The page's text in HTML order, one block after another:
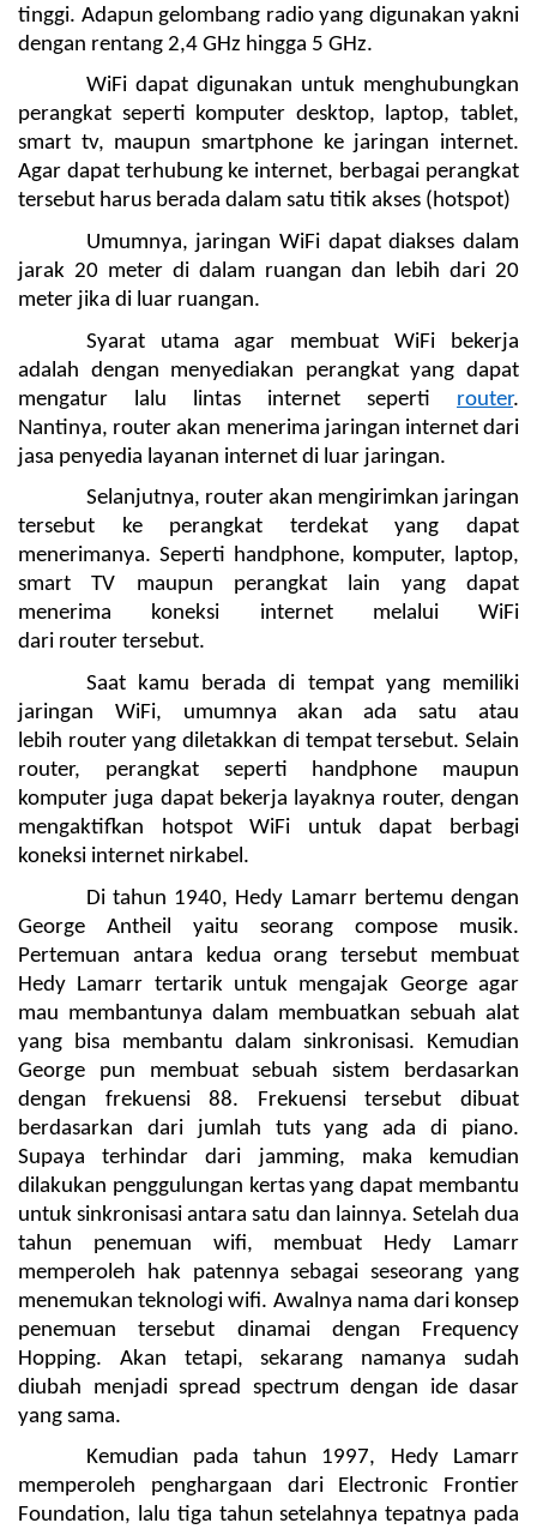
tinggi. Adapun gelombang radio yang digunakan yakni
dengan rentang 2,4 GHz hingga 5 GHz.
WiFi dapat digunakan untuk menghubungkan
perangkat seperti komputer desktop, laptop, tablet,
smart tv, maupun smartphone ke jaringan internet.
Agar dapat terhubung ke internet, berbagai perangkat
tersebut harus berada dalam satu titik akses (hotspot)
Umumnya, jaringan WiFi dapat diakses dalam
jarak 20 meter di dalam ruangan dan lebih dari 20
meter jika di luar ruangan.
Syarat utama agar membuat WiFi bekerja
adalah dengan menyediakan perangkat yang dapat
mengatur lalu lintas internet seperti router.
Nantinya, router akan menerima jaringan internet dari
jasa penyedia layanan internet di luar jaringan.
Selanjutnya, router akan mengirimkan jaringan
tersebut ke perangkat terdekat yang dapat
menerimanya. Seperti handphone, komputer, laptop,
smart TV maupun perangkat lain yang dapat
menerima koneksi internet melalui WiFi
dari router tersebut.
Saat kamu berada di tempat yang memiliki
jaringan WiFi, umumnya akan ada satu atau
lebih router yang diletakkan di tempat tersebut. Selain
router, perangkat seperti handphone maupun
komputer juga dapat bekerja layaknya router, dengan
mengaktifkan hotspot WiFi untuk dapat berbagi
koneksi internet nirkabel.
Di tahun 1940, Hedy Lamarr bertemu dengan
George Antheil yaitu seorang compose musik.
Pertemuan antara kedua orang tersebut membuat
Hedy Lamarr tertarik untuk mengajak George agar
mau membantunya dalam membuatkan sebuah alat
yang bisa membantu dalam sinkronisasi. Kemudian
George pun membuat sebuah sistem berdasarkan
dengan frekuensi 88. Frekuensi tersebut dibuat
berdasarkan dari jumlah tuts yang ada di piano.
Supaya terhindar dari jamming, maka kemudian
dilakukan penggulungan kertas yang dapat membantu
untuk sinkronisasi antara satu dan lainnya. Setelah dua
tahun penemuan wifi, membuat Hedy Lamarr
memperoleh hak patennya sebagai seseorang yang
menemukan teknologi wifi. Awalnya nama dari konsep
penemuan tersebut dinamai dengan Frequency
Hopping. Akan tetapi, sekarang namanya sudah
diubah menjadi spread spectrum dengan ide dasar
yang sama.
Kemudian pada tahun 1997, Hedy Lamarr
memperoleh penghargaan dari Electronic Frontier
Foundation, lalu tiga tahun setelahnya tepatnya pada